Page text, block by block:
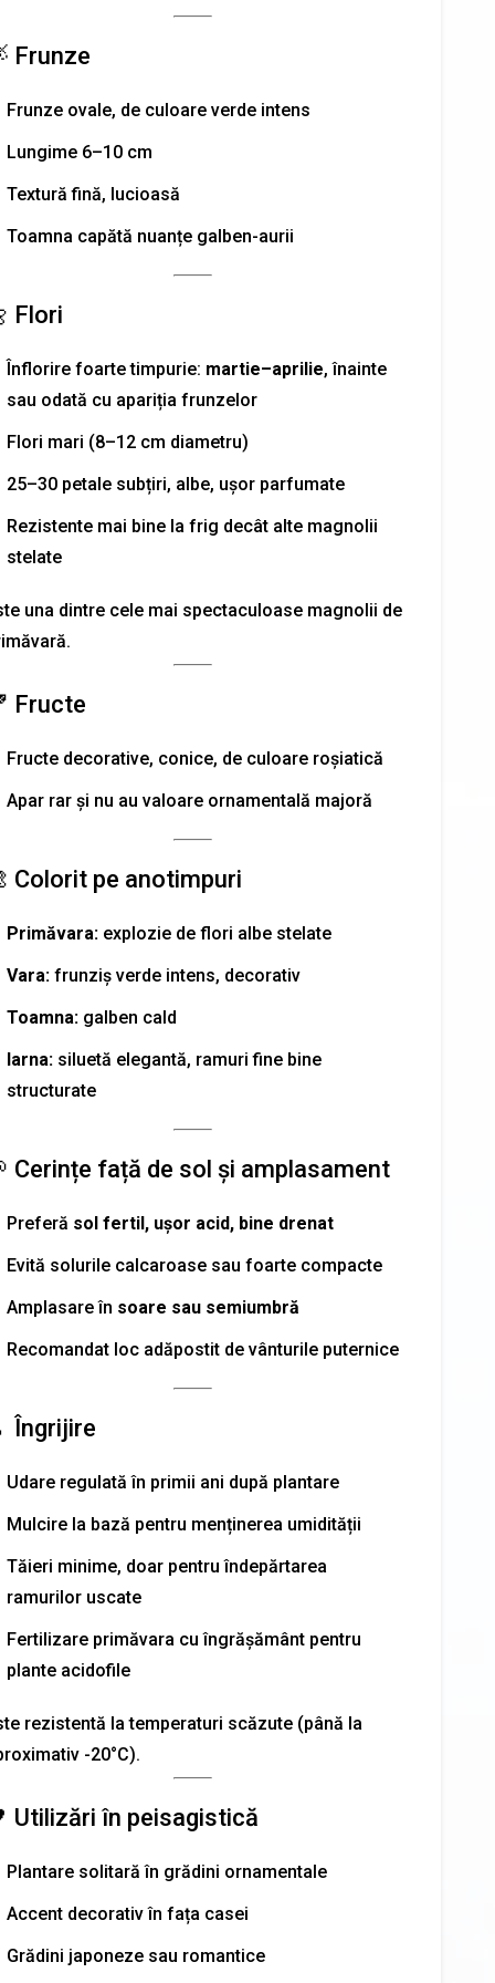
Frunze
Frunze ovale, de culoare verde intens
Lungime 6–10 cm
Textură fină, lucioasă
Toamna capătă nuanțe galben-aurii
Flori
Înflorire foarte timpurie: martie–aprilie, înainte
sau odată cu apariția frunzelor
Flori mari (8–12 cm diametru)
25–30 petale subțiri, albe, ușor parfumate
Rezistente mai bine la frig decât alte magnolii
stelate
una dintre cele mai spectaculoase magnolii de
Fructe
Fructe decorative, conice, de culoare roșiatică
Apar rar și nu au valoare ornamentală majoră
Colorit pe anotimpuri
Primăvara:explozie de flori albe stelate
Vara:frunziș verde intens, decorativ
Toamna:galben cald
Iarna:siluetă elegantă, ramuri fine bine
structurate
Cerințe față de sol și amplasament
Preferă sol fertil, ușor acid, bine drenat
Evită solurile calcaroase sau foarte compacte
Amplasare în soare sau semiumbră
Recomandat loc adăpostit de vânturile puternice
Îngrijire
Udare regulată în primii ani după plantare
Mulcire la bază pentru menținerea umidității
Tăieri minime, doar pentru îndepărtarea
ramurilor uscate
Fertilizare primăvara cu îngrășământ pentru
plante acidofile
rezistentă la temperaturi scăzute (până la
-20°C).
Utilizări în peisagistică
Plantare solitară în grădini ornamentale
Accent decorativ în fața casei
Grădini japoneze sau romantice